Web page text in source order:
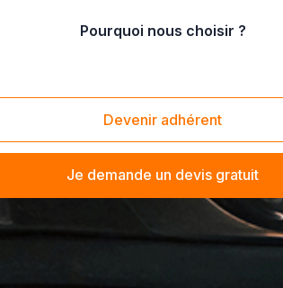
Pourquoi nous choisir ?
Devenir adhérent
Je demande un devis gratuit